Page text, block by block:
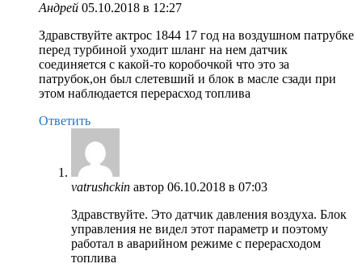
Андрей 05.10.2018 в 12:27
Здравствуйте актрос 1844 17 год на воздушном патрубке
перед турбиной уходит шланг на нем датчик
соединяется с какой-то коробочкой что это за
патрубок,он был слетевший и блок в масле сзади при
этом наблюдается перерасход топлива
Ответить
vatrushckin автор 06.10.2018 в 07:03
Здравствуйте. Это датчик давления воздуха. Блок
управления не видел этот параметр и поэтому
работал в аварийном режиме с перерасходом
топлива